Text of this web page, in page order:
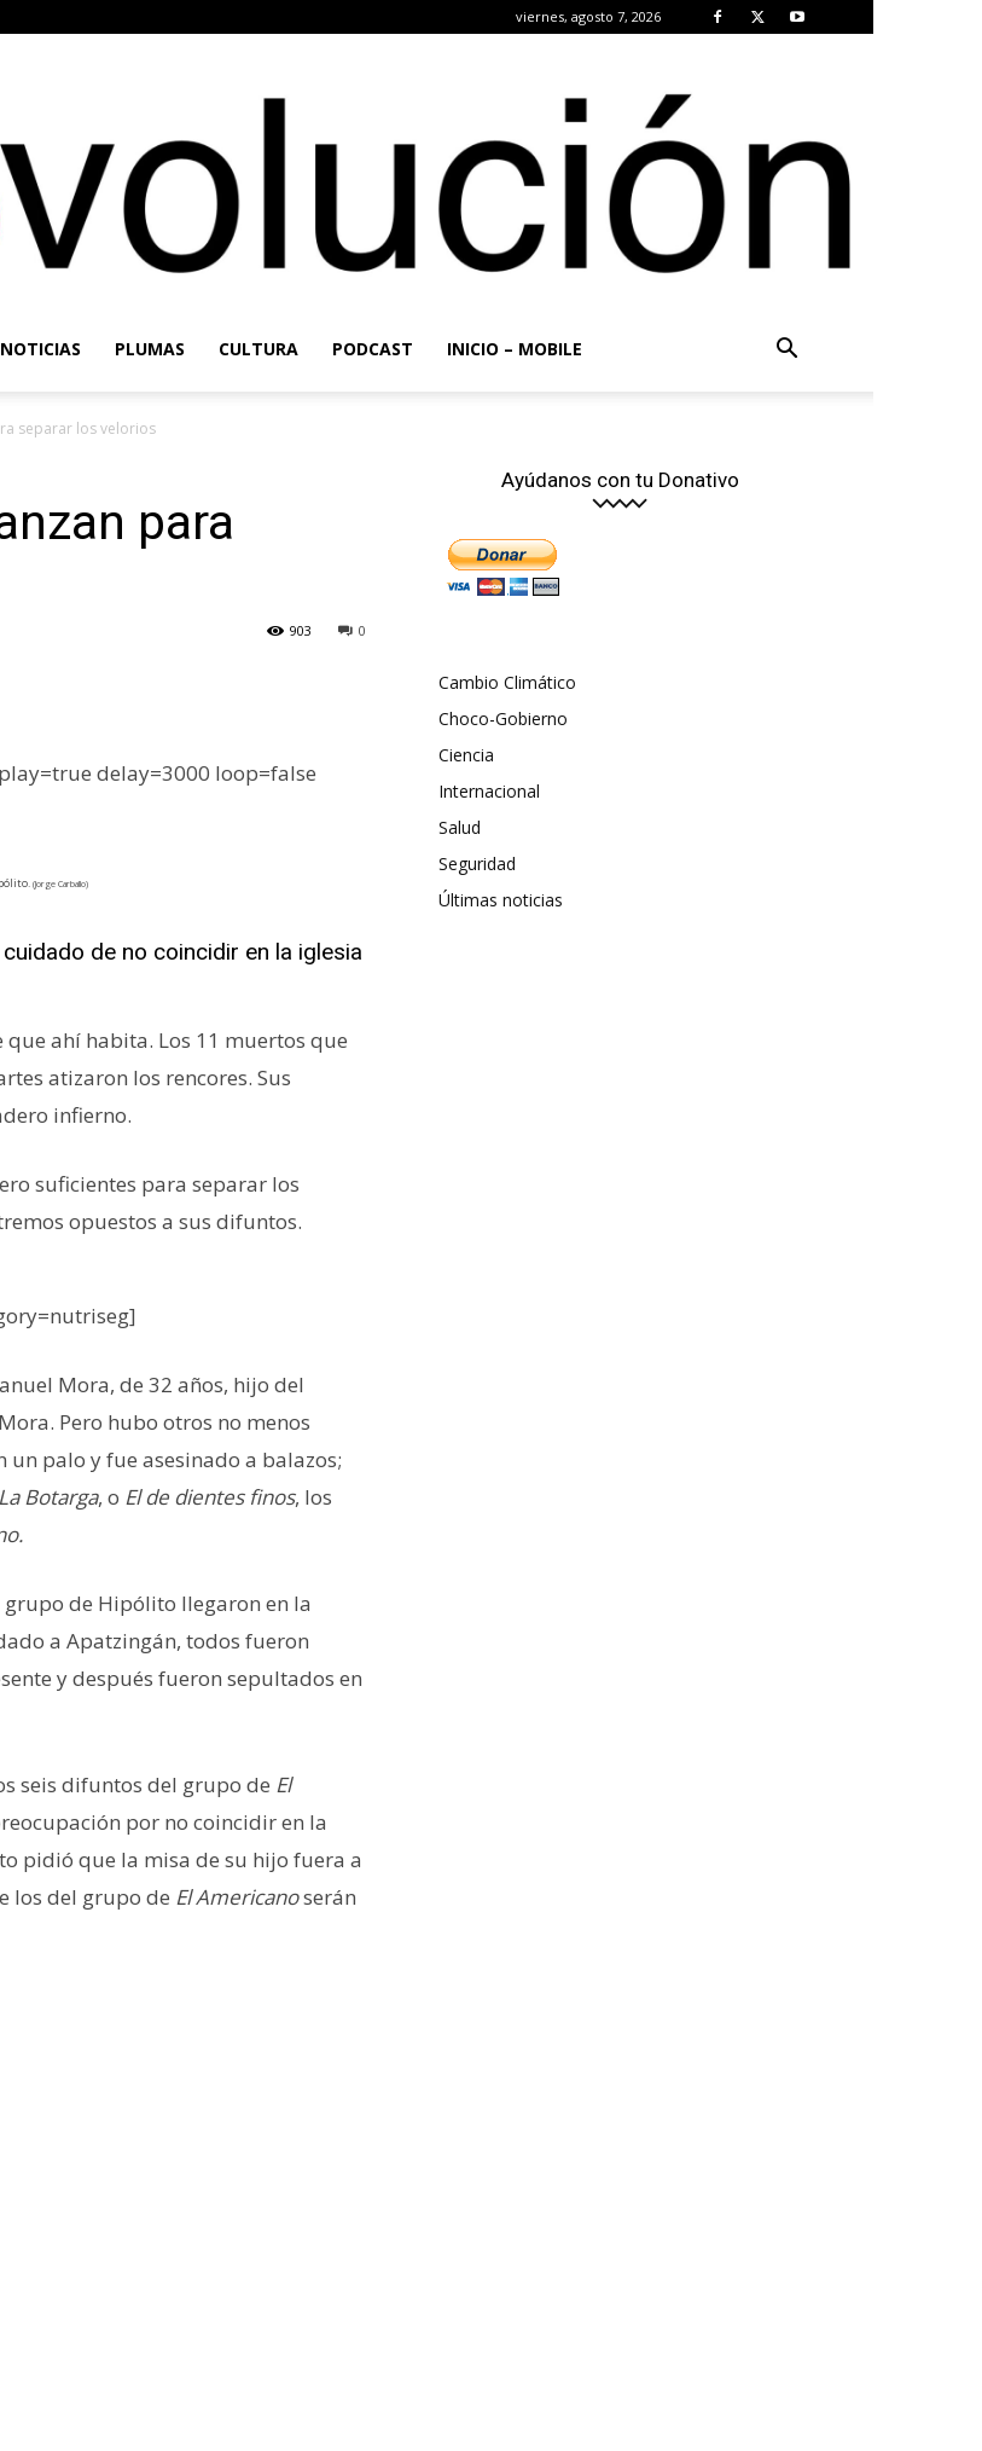
viernes, agosto 7, 2026
Evolución
NOTICIAS PLUMAS CULTURA PODCAST INICIO – MOBILE
separar los velorios
para
0
903
delay=3000 loop=false
(Jorge Carballo)
de no coincidir en la iglesia
que ahí habita. Los 11 muertos que
atizaron los rencores. Sus
infierno.
suficientes para separar los
opuestos a sus difuntos.
Mora, de 32 años, hijo del
Pero hubo otros no menos
un palo y fue asesinado a balazos;
La Botarga, o El de dientes finos, los
de Hipólito llegaron en la
a Apatzingán, todos fueron
y después fueron sepultados en
seis difuntos del grupo de El
por no coincidir en la
pidió que la misa de su hijo fuera a
los del grupo de El Americanoserán
Ayúdanos con tu Donativo
Cambio Climático
Choco-Gobierno
Ciencia
Internacional
Salud
Seguridad
Últimas noticias